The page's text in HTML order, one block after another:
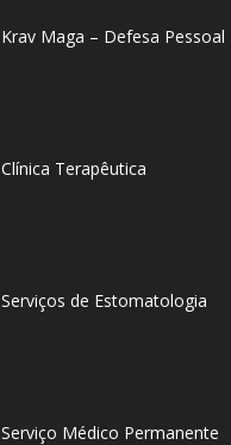
Krav Maga – Defesa Pessoal
Clínica Terapêutica
Serviços de Estomatologia
Serviço Médico Permanente